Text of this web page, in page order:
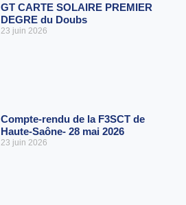
GT CARTE SOLAIRE PREMIER
DEGRE du Doubs
23 juin 2026
Compte-rendu de la F3SCT de
Haute-Saône- 28 mai 2026
23 juin 2026